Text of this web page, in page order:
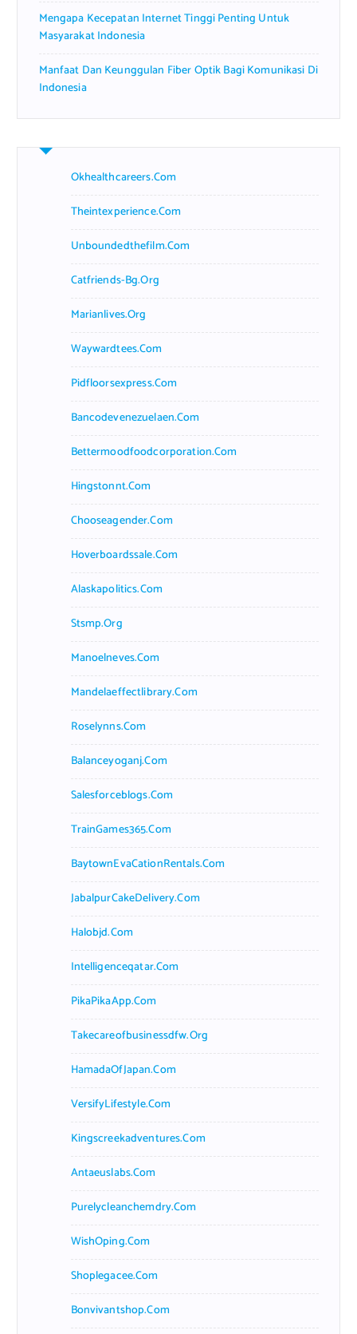
Mengapa Kecepatan Internet Tinggi Penting Untuk
Masyarakat Indonesia
Manfaat Dan Keunggulan Fiber Optik Bagi Komunikasi Di
Indonesia
Okhealthcareers.com
Theintexperience.com
Unboundedthefilm.com
Catfriends-Bg.org
Marianlives.org
Waywardtees.com
Pidfloorsexpress.com
Bancodevenezuelaen.com
Bettermoodfoodcorporation.com
Hingstonnt.com
Chooseagender.com
Hoverboardssale.com
Alaskapolitics.com
Stsmp.org
Manoelneves.com
Mandelaeffectlibrary.com
Roselynns.com
Balanceyoganj.com
Salesforceblogs.com
TrainGames365.com
BaytownEvaCationRentals.com
JabalpurCakeDelivery.com
Halobjd.com
Intelligenceqatar.com
PikaPikaApp.com
Takecareofbusinessdfw.org
HamadaOfJapan.com
VersifyLifestyle.com
Kingscreekadventures.com
Antaeuslabs.com
Purelycleanchemdry.com
WishOping.com
Shoplegacee.com
Bonvivantshop.com